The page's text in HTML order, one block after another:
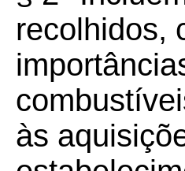
recolhidos,
às